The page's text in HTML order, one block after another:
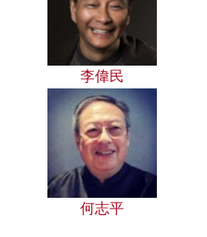
李偉民
何志平